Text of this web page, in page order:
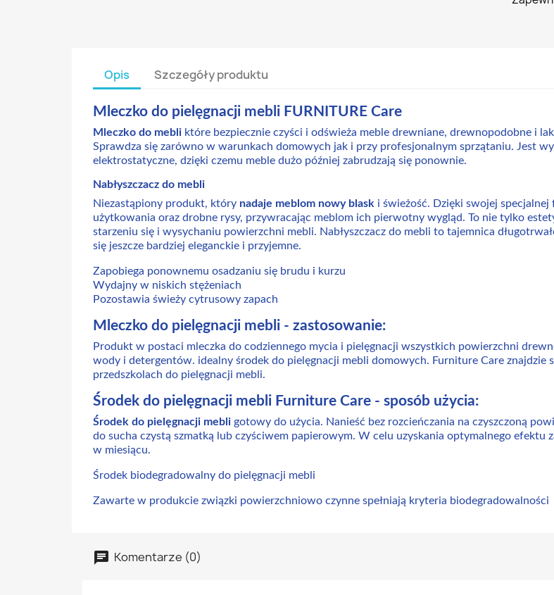
Opis Szczegóły produktu
Mleczko do pielęgnacji mebli FURNITURE Care
Mleczko do mebli które bezpiecznie czyści i odświeża meble drewniane, drewnopodobne i
Sprawdza się zarówno w warunkach domowych jak i przy profesjonalnym sprzątaniu. Jest
elektrostatyczne, dzięki czemu meble dużo później zabrudzają się ponownie.
Nabłyszczacz do mebli
Niezastąpiony produkt, który nadaje meblom nowy blask i świeżość. Dzięki swojej specjalnej
użytkowania oraz drobne rysy, przywracając meblom ich pierwotny wygląd. To nie tylko
starzeniu się i wysychaniu powierzchni mebli. Nabłyszczacz do mebli to tajemnica
się jeszcze bardziej eleganckie i przyjemne.
Zapobiega ponownemu osadzaniu się brudu i kurzu
Wydajny w niskich stężeniach
Pozostawia świeży cytrusowy zapach
Mleczko do pielęgnacji mebli - zastosowanie:
Produkt w postaci mleczka do codziennego mycia i pielęgnacji wszystkich powierzchni
wody i detergentów. idealny środek do pielęgnacji mebli domowych. Furniture Care znajdzie
przedszkolach do pielęgnacji mebli.
Środek do pielęgnacji mebli Furniture Care - sposób użycia:
Środek do pielęgnacji mebli gotowy do użycia. Nanieść bez rozcieńczania na czyszczoną
do sucha czystą szmatką lub czyściwem papierowym. W celu uzyskania optymalnego efektu
w miesiącu.
Środek biodegradowalny do pielęgnacji mebli
Zawarte w produkcie związki powierzchniowo czynne spełniają kryteria biodegradowalności
Komentarze (0)